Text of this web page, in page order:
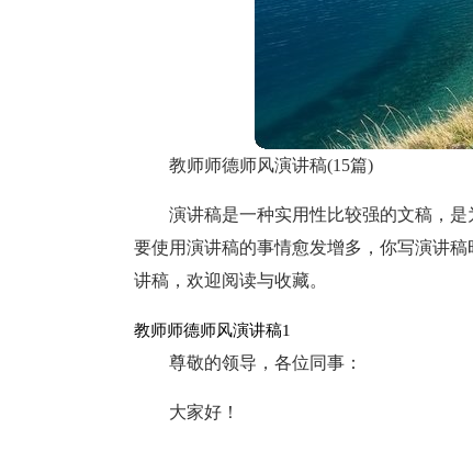
教师师德师风演讲稿(15篇)
演讲稿是一种实用性比较强的文稿，
要使用演讲稿的事情愈发增多，你写演讲
讲稿，欢迎阅读与收藏。
教师师德师风演讲稿1
尊敬的领导，各位同事：
大家好！